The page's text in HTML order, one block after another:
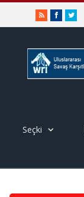
RSSFacebook
Seçki